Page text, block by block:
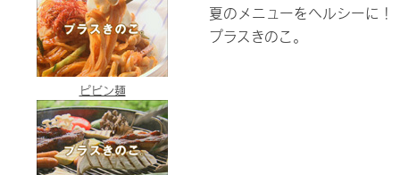
ピビン麺
夏のメニューをヘルシーに！
プラスきのこ。